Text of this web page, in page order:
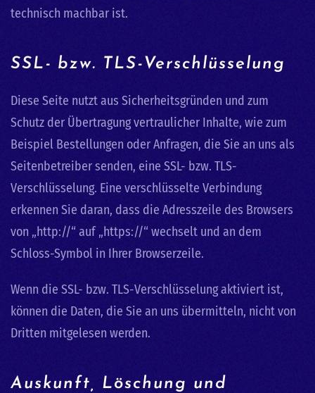
technisch machbar ist.
SSL- bzw. TLS-Verschlüsselung
Diese Seite nutzt aus Sicherheitsgründen und zum
Schutz der Übertragung vertraulicher Inhalte, wie zum
Beispiel Bestellungen oder Anfragen, die Sie an uns als
Seitenbetreiber senden, eine SSL- bzw. TLS-
Verschlüsselung. Eine verschlüsselte Verbindung
erkennen Sie daran, dass die Adresszeile des Browsers
von „http://“ auf „https://“ wechselt und an dem
Schloss-Symbol in Ihrer Browserzeile.
Wenn die SSL- bzw. TLS-Verschlüsselung aktiviert ist,
können die Daten, die Sie an uns übermitteln, nicht von
Dritten mitgelesen werden.
Auskunft, Löschung und